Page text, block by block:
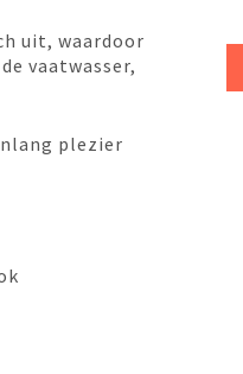
uit, waardoor
vaatwasser,
plezier